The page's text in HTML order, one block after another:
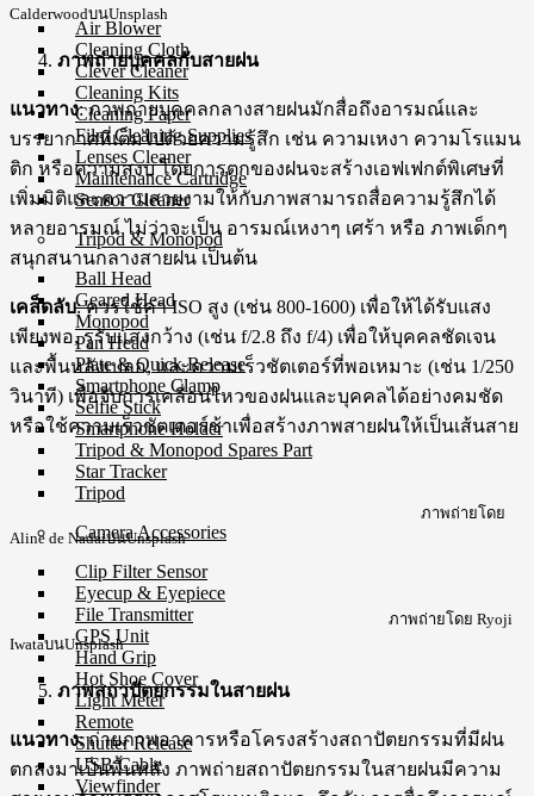
Air Blower
Cleaning Cloth
Clever Cleaner
Cleaning Kits
Cleaning Paper
Film Cleaning Supplies
Lenses Cleaner
Maintenance Cartridge
Sensor Cleaner
Tripod & Monopod
Ball Head
Geared Head
Monopod
Pan Head
Plate & Quick Release
Smartphone Clamp
Selfie Stick
Smartphone Holder
Tripod & Monopod Spares Part
Star Tracker
Tripod
Camera Accessories
Clip Filter Sensor
Eyecup & Eyepiece
File Transmitter
GPS Unit
Hand Grip
Hot Shoe Cover
Light Meter
Remote
Shutter Release
USB Cable
Viewfinder
CalderwoodบนUnsplash
ภาพถ่ายบุคคลกับสายฝน
แนวทาง: ภาพถ่ายบุคคลกลางสายฝนมักสื่อถึงอารมณ์และ
บรรยากาศที่เต็มไปด้วยความรู้สึก เช่น ความเหงา ความโรแมน
ติก หรือความสงบ โดยการตกของฝนจะสร้างเอฟเฟกต์พิเศษที่
เพิ่มมิติและความสวยงามให้กับภาพสามารถสื่อความรู้สึกได้
หลายอารมณ์ ไม่ว่าจะเป็น อารมณ์เหงาๆ เศร้า หรือ ภาพเด็กๆ
สนุกสนานกลางสายฝน เป็นต้น
เคล็ดลับ: ควรใช้ค่า ISO สูง (เช่น 800-1600) เพื่อให้ได้รับแสง
เพียงพอ, รูรับแสงกว้าง (เช่น f/2.8 ถึง f/4) เพื่อให้บุคคลชัดเจน
และพื้นหลังเบลอ, และความเร็วชัตเตอร์ที่พอเหมาะ (เช่น 1/250
วินาที) เพื่อจับการเคลื่อนไหวของฝนและบุคคลได้อย่างคมชัด
หรือใช้ความเร็วชัตเตอร์ช้าเพื่อสร้างภาพสายฝนให้เป็นเส้นสาย
ภาพถ่ายโดย
Aline de NadaiบนUnsplash
ภาพถ่ายโดย Ryoji
IwataบนUnsplash
ภาพสถาปัตยกรรมในสายฝน
แนวทาง: ถ่ายภาพอาคารหรือโครงสร้างสถาปัตยกรรมที่มีฝน
ตกลงมาเป็นพื้นหลัง ภาพถ่ายสถาปัตยกรรมในสายฝนมีความ